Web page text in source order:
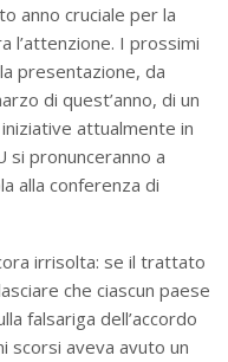
anno cruciale per la
l’attenzione. I prossimi
presentazione, da
di quest’anno, di un
attualmente in
si pronunceranno a
alla conferenza di
irrisolta: se il trattato
che ciascun paese
falsariga dell’accordo
scorsi aveva avuto un